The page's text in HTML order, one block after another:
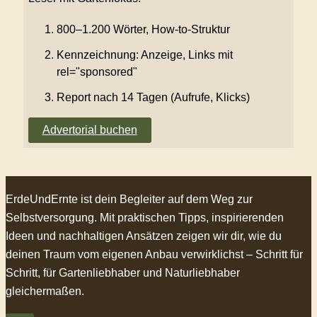
800–1.200 Wörter, How-to-Struktur
Kennzeichnung: Anzeige, Links mit
rel="sponsored"
Report nach 14 Tagen (Aufrufe, Klicks)
Advertorial buchen
ErdeUndErnte ist dein Begleiter auf dem Weg zur
Selbstversorgung. Mit praktischen Tipps, inspirierenden
Ideen und nachhaltigen Ansätzen zeigen wir dir, wie du
deinen Traum vom eigenen Anbau verwirklichst – Schritt für
Schritt, für Gartenliebhaber und Naturliebhaber
gleichermaßen.